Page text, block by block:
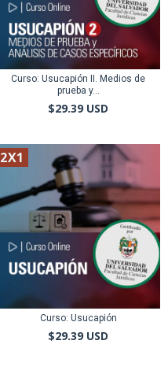
Curso: Usucapión II. Medios de
prueba y...
$29.39 USD
2X1
Curso: Usucapión
$29.39 USD